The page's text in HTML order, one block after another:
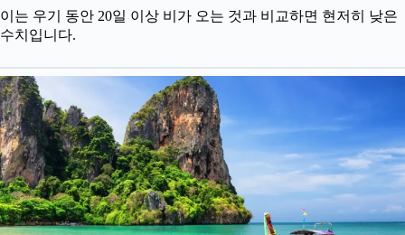
이는 우기 동안 20일 이상 비가 오는 것과 비교하면 현저히 낮은
수치입니다.